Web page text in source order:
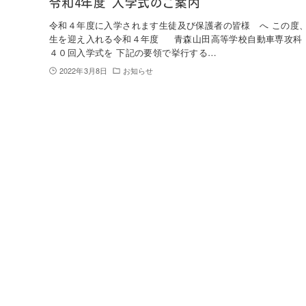
令和4年度 入学式のご案内
令和４年度に入学されます生徒及び保護者の皆様 へ この度
生を迎え入れる令和４年度 青森山田高等学校自動車専攻
４０回入学式を 下記の要領で挙行する…
2022年3月8日 お知らせ